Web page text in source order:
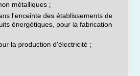
métalliques ;
l'enceinte des établissements de
énergétiques, pour la fabrication
la production d'électricité ;